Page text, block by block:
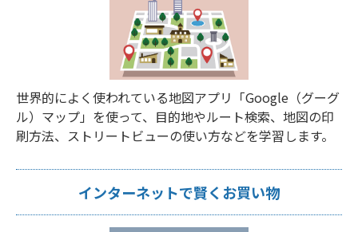
世界的によく使われている地図アプリ「Google（グーグ
ル）マップ」を使って、目的地やルート検索、地図の印
刷方法、ストリートビューの使い方などを学習します。
インターネットで賢くお買い物